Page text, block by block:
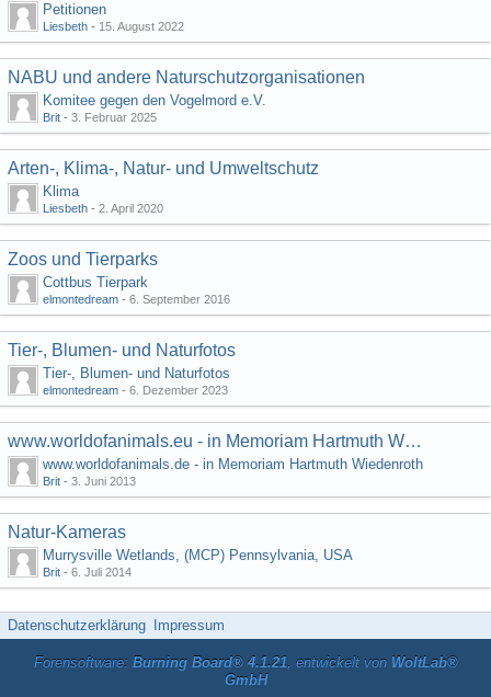
Petitionen
Liesbeth - 15. August 2022
NABU und andere Naturschutzorganisationen
Komitee gegen den Vogelmord e.V.
Brit - 3. Februar 2025
Arten-, Klima-, Natur- und Umweltschutz
Klima
Liesbeth - 2. April 2020
Zoos und Tierparks
Cottbus Tierpark
elmontedream - 6. September 2016
Tier-, Blumen- und Naturfotos
Tier-, Blumen- und Naturfotos
elmontedream - 6. Dezember 2023
www.worldofanimals.eu - in Memoriam Hartmuth Wiedenroth
www.worldofanimals.de - in Memoriam Hartmuth Wiedenroth
Brit - 3. Juni 2013
Natur-Kameras
Murrysville Wetlands, (MCP) Pennsylvania, USA
Brit - 6. Juli 2014
Datenschutzerklärung Impressum
Forensoftware: Burning Board® 4.1.21, entwickelt von WoltLab®
GmbH